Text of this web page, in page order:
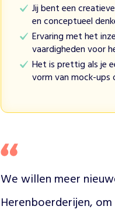
t
e
v
b
e
Jij bent een
en conceptueel
Ervaring met het
vaardigheden voor
Het is prettig als je
vorm van mock-ups
We willen meer
Herenboerderijen,